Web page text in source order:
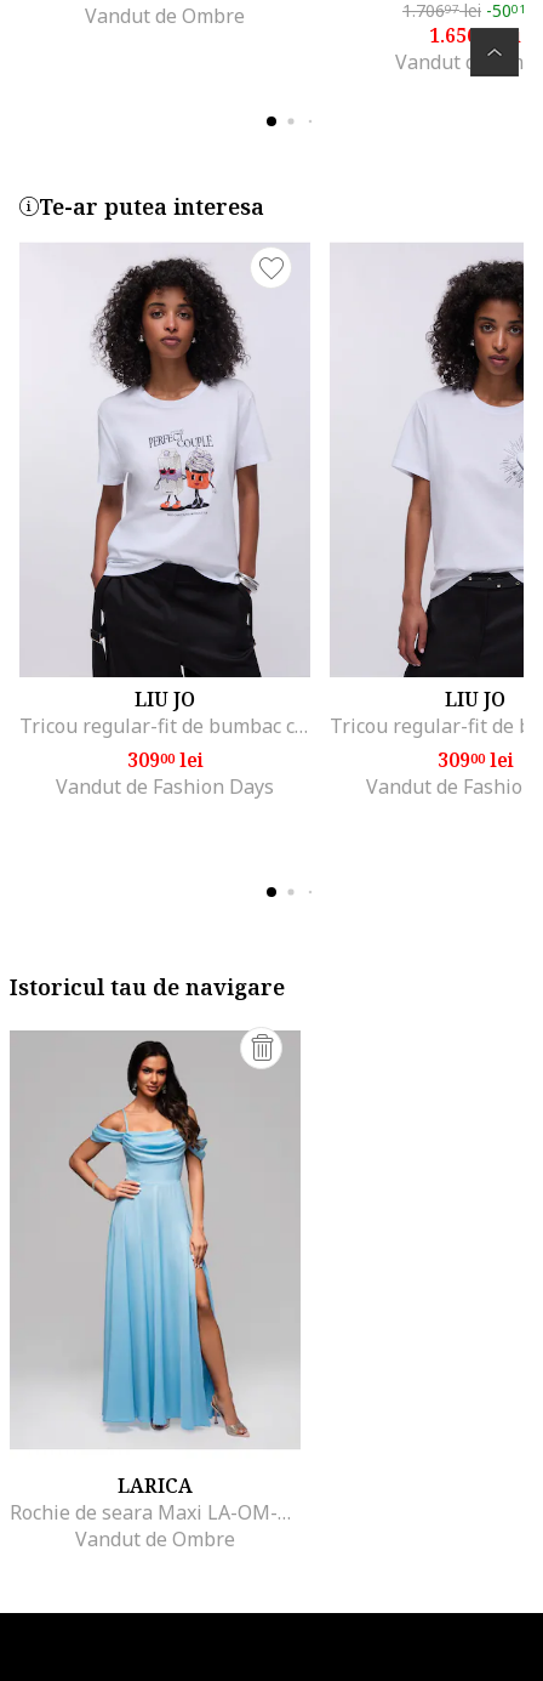
Vandut de Ombre
1.70697lei -5001
1.65696lei
Vandut de
Te-ar putea interesa
LIU JO
Tricou regular-fit de bumbac cu aplicatie din strasuri, Alb/Negru/Portocaliu mandarina
30900lei
Vandut de Fashion Days
LIU JO
30900lei
Vandut de Fashion
Istoricul tau de navigare
LARICA
Rochie de seara Maxi LA-OM-DLR038, Albastru deschis
Vandut de Ombre